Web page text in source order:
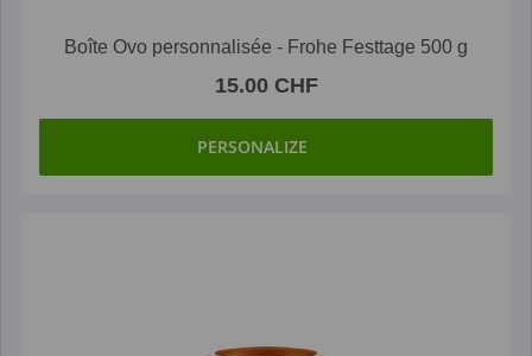
Boîte Ovo personnalisée - Frohe Festtage 500 g
15.00 CHF
PERSONALIZE